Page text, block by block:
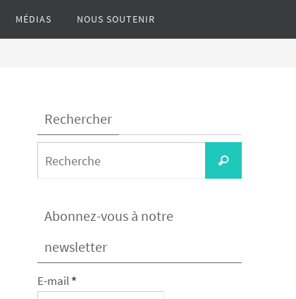
MÉDIAS NOUS SOUTENIR
Rechercher
Recherche
Abonnez-vous à notre
newsletter
E-mail*